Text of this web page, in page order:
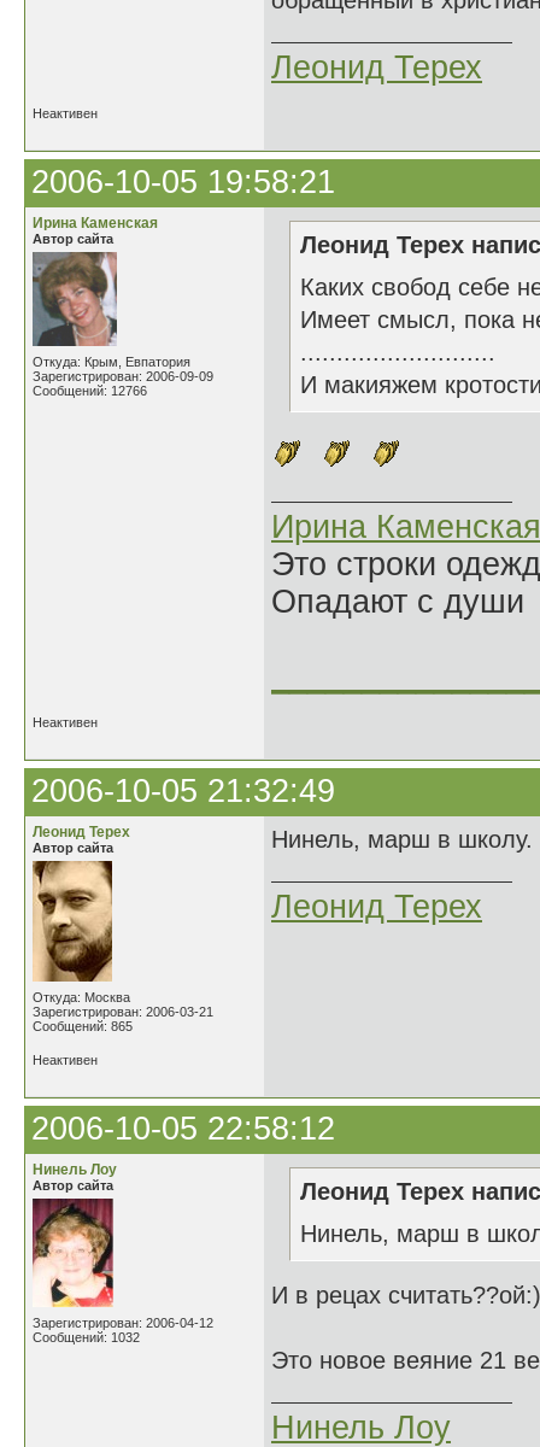
Леонид Терех
Неактивен
2006-10-05 19:58:21
Ирина Каменская
Автор сайта
Откуда: Крым, Евпатория
Зарегистрирован: 2006-09-09
Сообщений: 12766
Леонид Терех
Каких свобод себе
Имеет смысл, пока
...........................
И макияжем
Ирина Каменская
Это строки
Опадают с души
Неактивен
2006-10-05 21:32:49
Леонид Терех
Автор сайта
Откуда: Москва
Зарегистрирован: 2006-03-21
Сообщений: 865
Нинель, марш в школу.
Леонид Терех
Неактивен
2006-10-05 22:58:12
Нинель Лоу
Автор сайта
Зарегистрирован: 2006-04-12
Сообщений: 1032
Леонид Терех
Нинель, марш в
И в рецах
Это новое веяние 21
Нинель Лоу